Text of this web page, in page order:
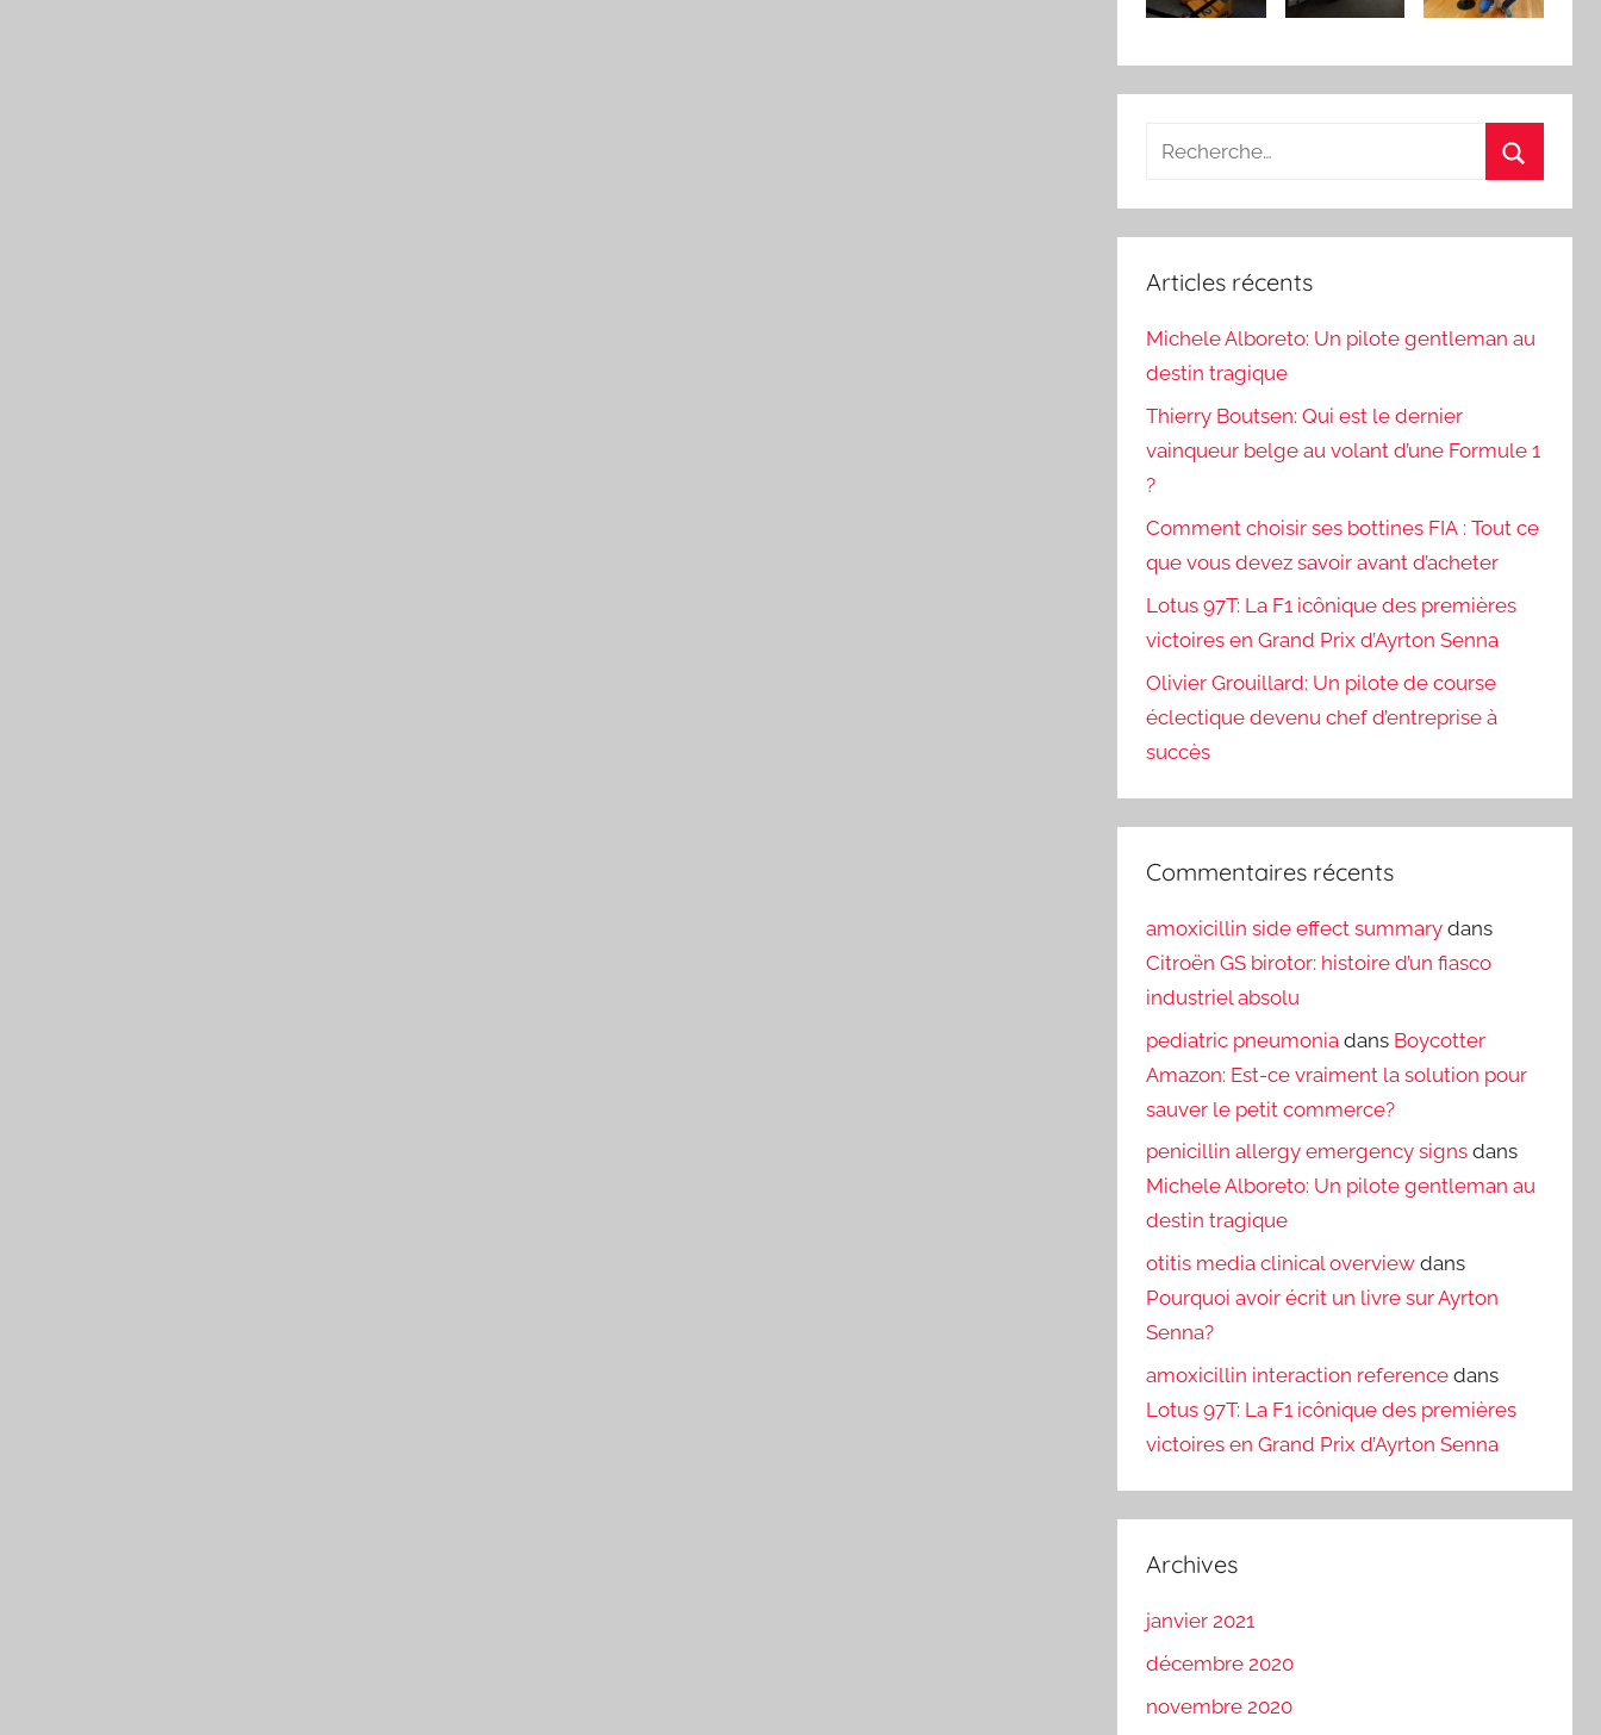
Recherche
:
Articles récents
Michele Alboreto: Un pilote gentleman au
destin tragique
Thierry Boutsen: Qui est le dernier
vainqueur belge au volant d’une Formule 1
?
Comment choisir ses bottines FIA : Tout ce
que vous devez savoir avant d’acheter
Lotus 97T: La F1 icônique des premières
victoires en Grand Prix d’Ayrton Senna
Olivier Grouillard: Un pilote de course
éclectique devenu chef d’entreprise à
succès
Commentaires récents
amoxicillin side effect summary dans
Citroën GS birotor: histoire d’un fiasco
industriel absolu
pediatric pneumonia dans Boycotter
Amazon: Est-ce vraiment la solution pour
sauver le petit commerce?
penicillin allergy emergency signs dans
Michele Alboreto: Un pilote gentleman au
destin tragique
otitis media clinical overview dans
Pourquoi avoir écrit un livre sur Ayrton
Senna?
amoxicillin interaction reference dans
Lotus 97T: La F1 icônique des premières
victoires en Grand Prix d’Ayrton Senna
Archives
janvier 2021
décembre 2020
novembre 2020